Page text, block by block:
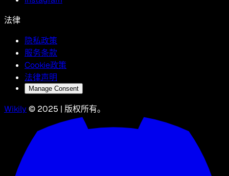
法律
隐私政策
服务条款
Cookie政策
法律声明
Manage Consent
Wikily © 2025 | 版权所有。